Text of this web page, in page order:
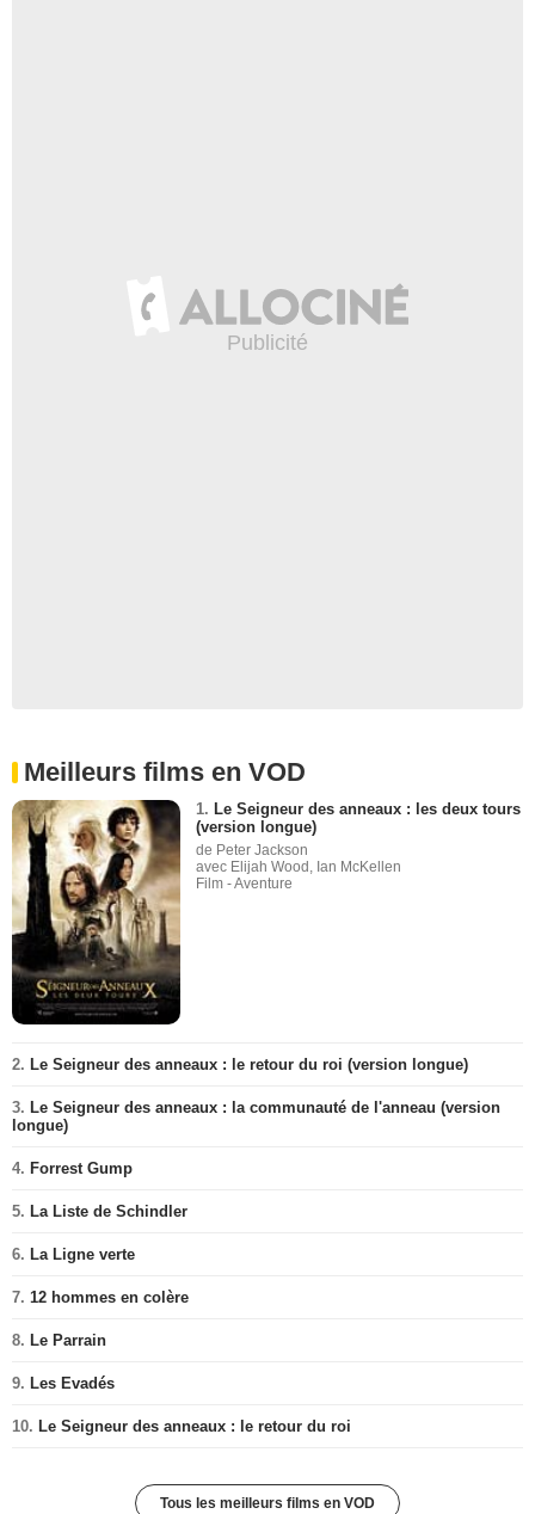
Meilleurs films en VOD
1. Le Seigneur des anneaux : les deux tours
(version longue)
de Peter Jackson
avec Elijah Wood, Ian McKellen
Film - Aventure
2. Le Seigneur des anneaux : le retour du roi (version longue)
3. Le Seigneur des anneaux : la communauté de l'anneau (version
longue)
4. Forrest Gump
5. La Liste de Schindler
6. La Ligne verte
7. 12 hommes en colère
8. Le Parrain
9. Les Evadés
10. Le Seigneur des anneaux : le retour du roi
Tous les meilleurs films en VOD